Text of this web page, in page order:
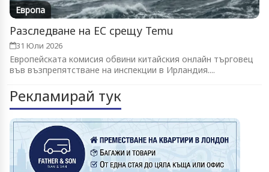
Европа
Разследване на ЕС срещу Temu
31 Юли 2026
Европейската комисия обвини китайския онлайн търговец
във възпрепятстване на инспекции в Ирландия....
Рекламирай тук